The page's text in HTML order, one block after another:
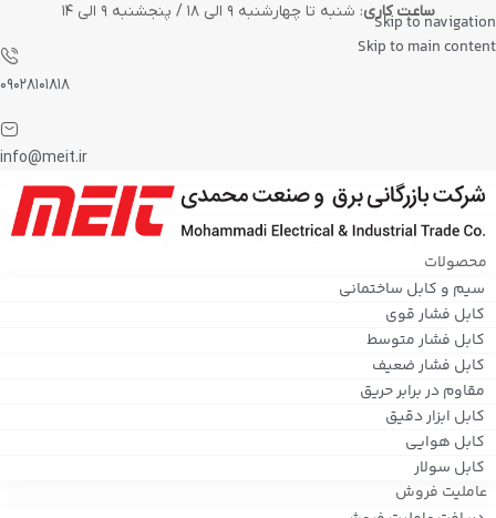
Skip to navigation
Skip to main content
ساعت کاری: شنبه تا چهارشنبه ۹ الی ۱۸ / پنجشنبه ۹ الی ۱۴
۰۹۰۲۸۱۰۱۸۱۸
info@meit.ir
محصولات
سیم و کابل ساختمانی
کابل فشار قوی
کابل فشار متوسط
کابل فشار ضعیف
مقاوم در برابر حریق
کابل ابزار دقیق
کابل هوایی
کابل سولار
عاملیت فروش